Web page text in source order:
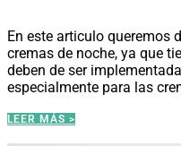
En este articulo queremos
cremas de noche, ya que
deben de ser
especialmente para las
LEER MÁS >